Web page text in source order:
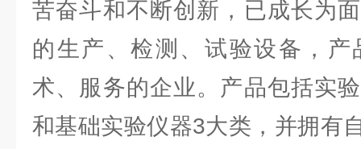
苦奋斗和不断创新，已成长为
的生产、检测、试验设备，
术、服务的企业。产品包括实
和基础实验仪器3大类，并拥有